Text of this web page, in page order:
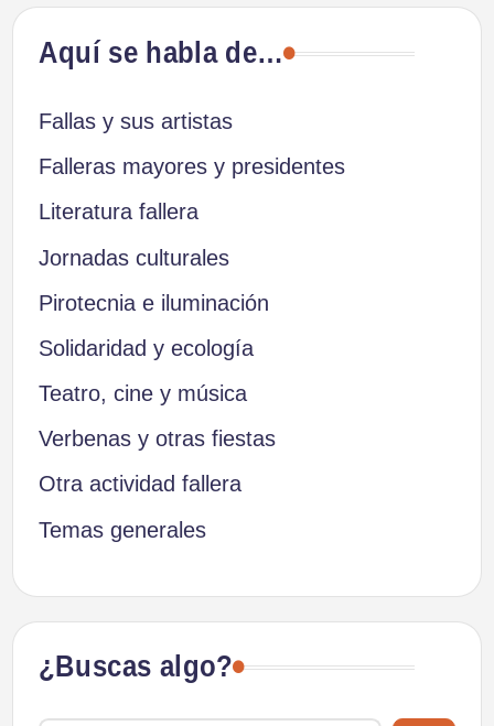
Aquí se habla de…
Fallas y sus artistas
Falleras mayores y presidentes
Literatura fallera
Jornadas culturales
Pirotecnia e iluminación
Solidaridad y ecología
Teatro, cine y música
Verbenas y otras fiestas
Otra actividad fallera
Temas generales
¿Buscas algo?